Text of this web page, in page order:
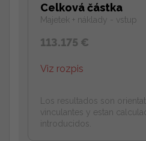
Celková částka
Majetek + náklady - vstup
113.175 €
Viz rozpis
Los resultados son
vinculantes y estan
introducidos.